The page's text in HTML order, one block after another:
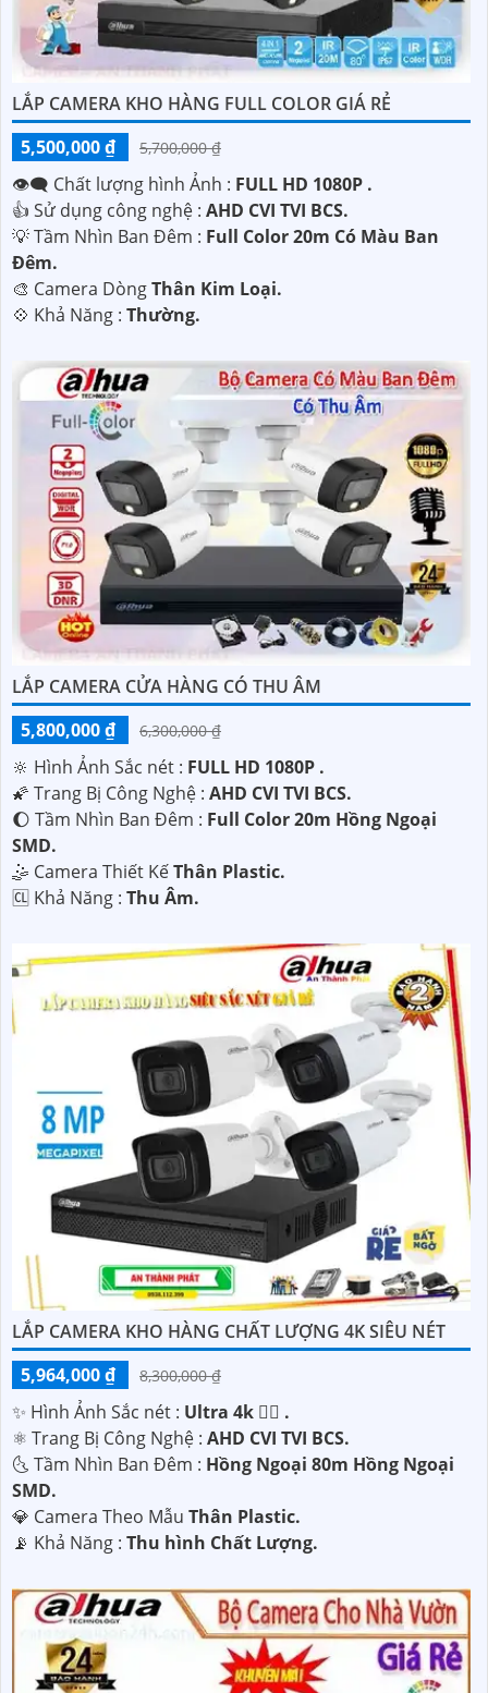
LẮP CAMERA KHO HÀNG FULL COLOR GIÁ RẺ
5,500,000 ₫
5,700,000 ₫
👁️‍🗨 Chất lượng hình Ảnh : FULL HD 1080P .
👍 Sử dụng công nghệ : AHD CVI TVI BCS.
💡 Tầm Nhìn Ban Đêm : Full Color 20m Có Màu Ban
Đêm.
🎨 Camera DòngThân Kim Loại.
️💠 Khả Năng : Thường.
LẮP CAMERA CỬA HÀNG CÓ THU ÂM
5,800,000 ₫
6,300,000 ₫
🔆 Hình Ảnh Sắc nét : FULL HD 1080P .
🌠 Trang Bị Công Nghệ : AHD CVI TVI BCS.
🌔 Tầm Nhìn Ban Đêm : Full Color 20m Hồng Ngoại
SMD.
🤹 Camera Thiết KếThân Plastic.
️🆑 Khả Năng : Thu Âm.
LẮP CAMERA KHO HÀNG CHẤT LƯỢNG 4K SIÊU NÉT
5,964,000 ₫
8,300,000 ₫
✨ Hình Ảnh Sắc nét : Ultra 4k 👍🏾 .
⚛️ Trang Bị Công Nghệ : AHD CVI TVI BCS.
🌜 Tầm Nhìn Ban Đêm : Hồng Ngoại 80m Hồng Ngoại
SMD.
💎 Camera Theo Mẫu Thân Plastic.
️📡 Khả Năng : Thu hình Chất Lượng.